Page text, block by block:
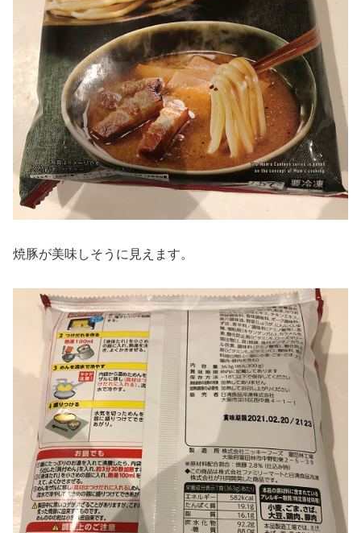
焼豚が美味しそうに見えます。